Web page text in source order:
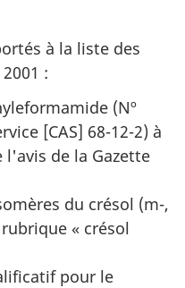
à la liste des
:
(Nº
[CAS] 68-12-2) à
de la Gazette
du crésol (m-,
« crésol
pour le